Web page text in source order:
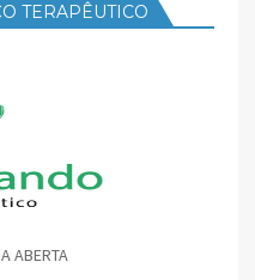
TERAPÊUTICO
ABERTA